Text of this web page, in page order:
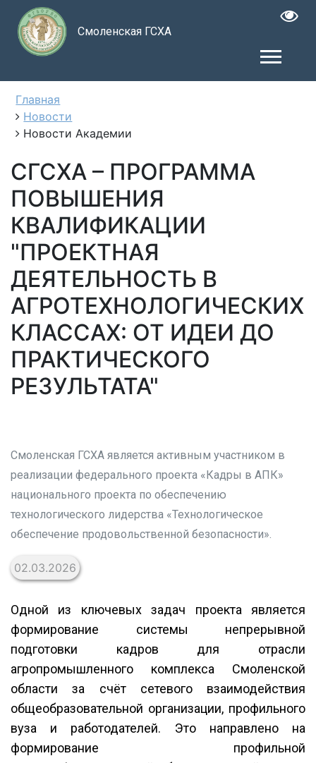
Смоленская ГСХА
Главная
Новости
Новости Академии
СГСХА – ПРОГРАММА
ПОВЫШЕНИЯ
КВАЛИФИКАЦИИ
"ПРОЕКТНАЯ
ДЕЯТЕЛЬНОСТЬ В
АГРОТЕХНОЛОГИЧЕСКИХ
КЛАССАХ: ОТ ИДЕИ ДО
ПРАКТИЧЕСКОГО
РЕЗУЛЬТАТА"
Смоленская ГСХА является активным участником в
реализации федерального проекта «Кадры в АПК»
национального проекта по обеспечению
технологического лидерства «Технологическое
обеспечение продовольственной безопасности».
02.03.2026
Одной из ключевых задач проекта является
формирование системы непрерывной
подготовки кадров для отрасли
агропромышленного комплекса Смоленской
области за счёт сетевого взаимодействия
общеобразовательной организации, профильного
вуза и работодателей. Это направлено на
формирование профильной